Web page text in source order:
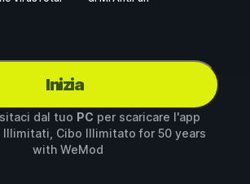
Inizia
dal tuo PC per scaricare l'app
Illimitati, Cibo Illimitato for 50 years
with WeMod